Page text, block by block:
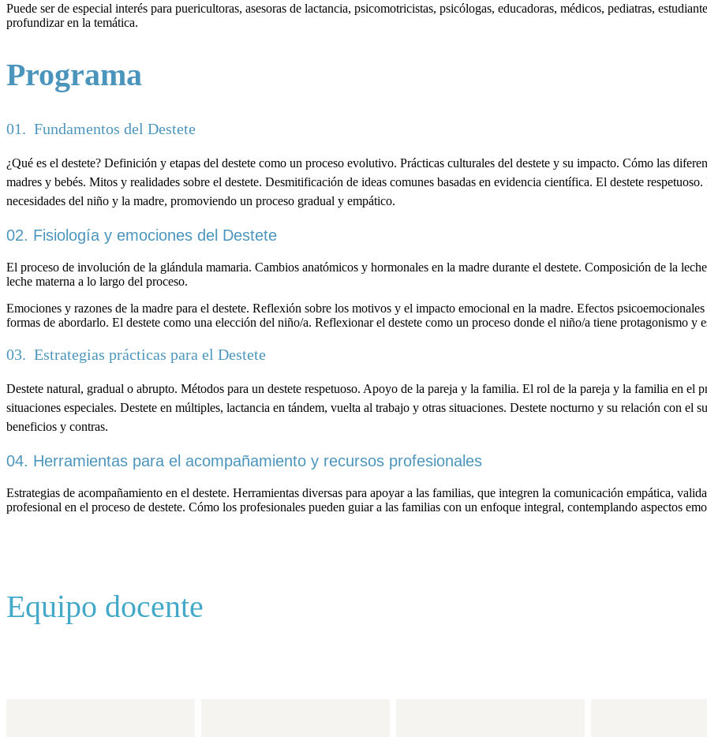
Puede ser de especial interés para puericultoras, asesoras de lactancia, psicomotricistas, psicólogas, educadoras, médicos, pediatras,
profundizar en la temática.
Programa
01. Fundamentos del Destete
¿Qué es el destete? Definición y etapas del destete como un proceso evolutivo. Prácticas culturales del destete y su impacto. Cómo las
madres y bebés. Mitos y realidades sobre el destete. Desmitificación de ideas comunes basadas en evidencia científica. El destete
necesidades del niño y la madre, promoviendo un proceso gradual y empático.
02. Fisiología y emociones del Destete
El proceso de involución de la glándula mamaria. Cambios anatómicos y hormonales en la madre durante el destete. Composición de la
leche materna a lo largo del proceso.
Emociones y razones de la madre para el destete. Reflexión sobre los motivos y el impacto emocional en la madre. Efectos
formas de abordarlo. El destete como una elección del niño/a. Reflexionar el destete como un proceso donde el niño/a tiene protagonismo y
03. Estrategias prácticas para el Destete
Destete natural, gradual o abrupto. Métodos para un destete respetuoso. Apoyo de la pareja y la familia. El rol de la pareja y la familia en el
situaciones especiales. Destete en múltiples, lactancia en tándem, vuelta al trabajo y otras situaciones. Destete nocturno y su relación con el
beneficios y contras.
04. Herramientas para el acompañamiento y recursos profesionales
Estrategias de acompañamiento en el destete. Herramientas diversas para apoyar a las familias, que integren la comunicación empática,
profesional en el proceso de destete. Cómo los profesionales pueden guiar a las familias con un enfoque integral, contemplando aspectos
Equipo docente